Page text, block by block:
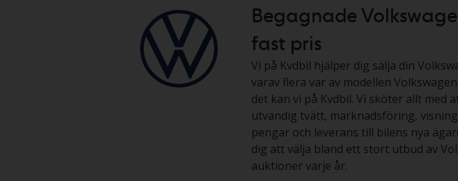
Begagnade
fast pris
Vi på Kvdbil hjälper dig sälja din
varav flera var av modellen
det kan vi på Kvdbil. Vi sköter allt med
utvändig tvätt, marknadsföring,
pengar och leverans till bilens nya
dig att välja bland ett stort utbud av
auktioner varje år.